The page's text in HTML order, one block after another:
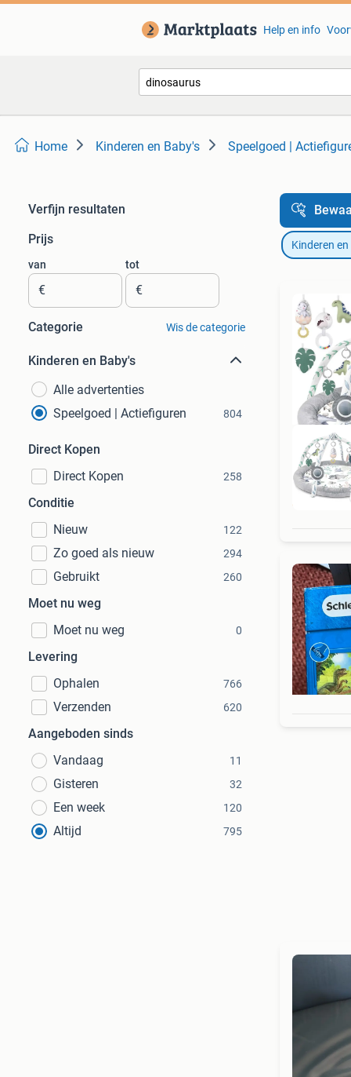
Help en info
Home Kinderen en Baby's Speelgoed |
Verfijn resultaten
Prijs
van
€
tot
€
Categorie Wis de categorie
Kinderen en Baby's
Alle advertenties
Speelgoed | Actiefiguren
804
Direct Kopen
Direct Kopen
258
Conditie
Nieuw
122
Zo goed als nieuw 294
Gebruikt 260
Moet nu weg
Moet nu weg
0
Levering
Ophalen
766
Verzenden 620
Aangeboden sinds
Vandaag
11
Gisteren 32
Een week 120
Altijd 795
Kinderen